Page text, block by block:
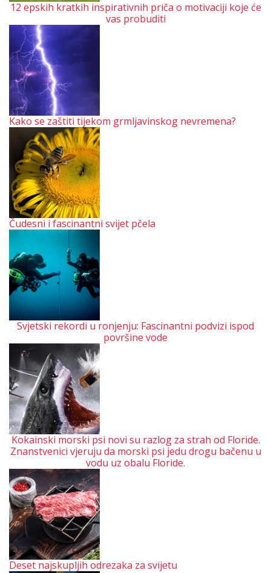
12 epskih kratkih inspirativnih priča o motivaciji koje će
vas probuditi
Kako se zaštiti tijekom grmljavinskog nevremena?
Čudesni i fascinantni svijet pčela
Svjetski rekordi u ronjenju: Fascinantni podvizi ispod
površine vode
Kokainski morski psi novi su razlog za strah od Floride.
Znanstvenici vjeruju da morski psi jedu drogu bačenu u
vodu uz obalu Floride.
Deset najskupljih odrezaka za svijetu